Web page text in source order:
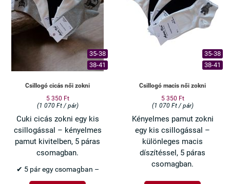
35-38
38-41
Csillogó cicás női zokni
5 350 Ft
(1 070 Ft / pár)
Cuki cicás zokni egy kis
csillogással – kényelmes
pamut kivitelben, 5 páras
csomagban.
✔ 5 pár egy csomagban –
praktikus választás
35-38
38-41
Csillogó macis női zokni
5 350 Ft
(1 070 Ft / pár)
Kényelmes pamut zokni
egy kis csillogással –
különleges macis
díszítéssel, 5 páras
csomagban.
✔ 5 pár egy csomagban –